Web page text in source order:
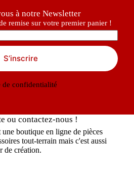
à notre Newsletter
remise sur votre premier panier !
S’inscrire
de confidentialité
ou contactez-nous !
boutique en ligne de pièces
tout-terrain mais c'est aussi
de création.